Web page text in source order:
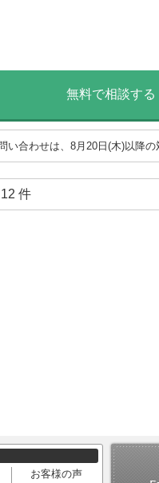
無料で相談する
い合わせは、8月20日(木)以降の
12 件
お客様の声